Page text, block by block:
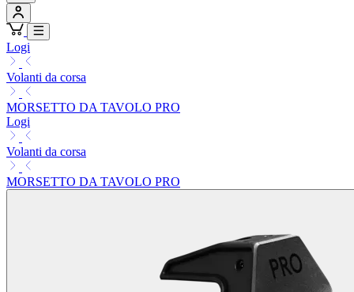
Logi
Volanti da corsa
MORSETTO DA TAVOLO PRO
Logi
Volanti da corsa
MORSETTO DA TAVOLO PRO